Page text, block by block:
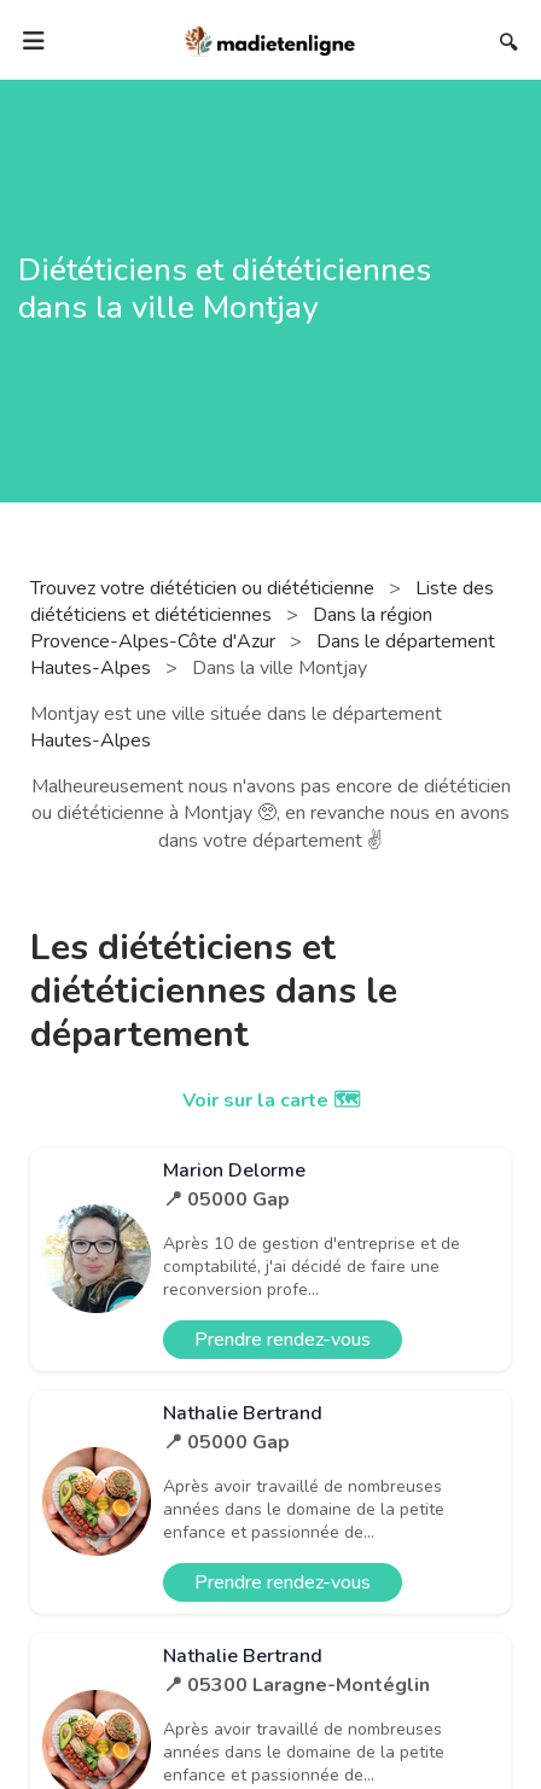
🔍
Diététiciens et diététiciennes
dans la ville Montjay
Trouvez votre diététicien ou diététicienne >
Liste des
diététiciens et diététiciennes
>
Dans la région
Provence-Alpes-Côte d'Azur >
Dans le département
Hautes-Alpes
>
Dans la ville Montjay
Montjay est une ville située dans le département
Hautes-Alpes
Malheureusement nous n'avons pas encore de diététicien
ou diététicienne à Montjay 🥺, en revanche nous en avons
dans votre département ✌️
Les diététiciens et
diététiciennes dans le
département
Voir sur la carte 🗺️
Marion Delorme
📍 05000 Gap
Après 10 de gestion d'entreprise et de
comptabilité, j'ai décidé de faire une
reconversion profe...
Prendre rendez-vous
Nathalie Bertrand
📍 05000 Gap
Après avoir travaillé de nombreuses
années dans le domaine de la petite
enfance et passionnée de...
Prendre rendez-vous
Nathalie Bertrand
📍 05300 Laragne-Montéglin
Après avoir travaillé de nombreuses
années dans le domaine de la petite
enfance et passionnée de...